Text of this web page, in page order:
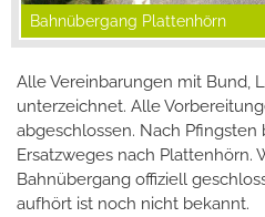
Bahnübergang Plattenhörn
Alle Vereinbarungen mit Bund,
unterzeichnet. Alle
abgeschlossen. Nach Pfingsten
Ersatzweges nach Plattenhörn.
Bahnübergang offiziell
aufhört ist noch nicht bekannt.